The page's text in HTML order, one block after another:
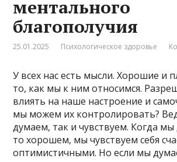
ментального
благополучия
25.01.2025 Психологическое здоровье
У всех нас есть мысли. Хорошие и
то, как мы к ним относимся.
влиять на наше настроение и
мы можем их контролировать?
думаем, так и чувствуем. Когда
то хорошем, мы чувствуем себя
оптимистичными. Но если мы